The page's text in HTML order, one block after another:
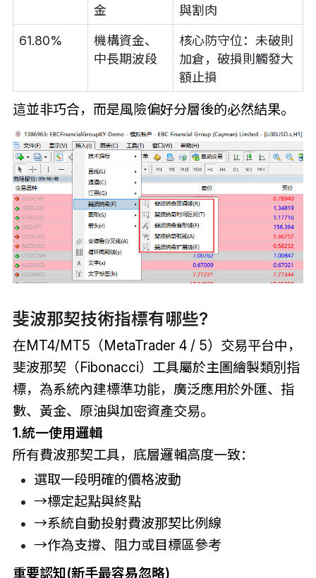
金
與割肉
61.80%
機構資金、
中長期波段
核心防守位：未破則
加倉，破損則觸發大
額止損
這並非巧合，而是風險偏好分層後的必然結果。
斐波那契技術指標有哪些?
在MT4/MT5（MetaTrader 4 / 5）交易平台中，
斐波那契（Fibonacci）工具屬於主圖繪製類別指
標，為系統內建標準功能，廣泛應用於外匯、指
數、黃金、原油與加密資產交易。
1.統一使用邏輯
所有費波那契工具，底層邏輯高度一致：
選取一段明確的價格波動
→標定起點與終點
→系統自動投射費波那契比例線
→作為支撐、阻力或目標區參考
重要認知(新手最容易忽略)